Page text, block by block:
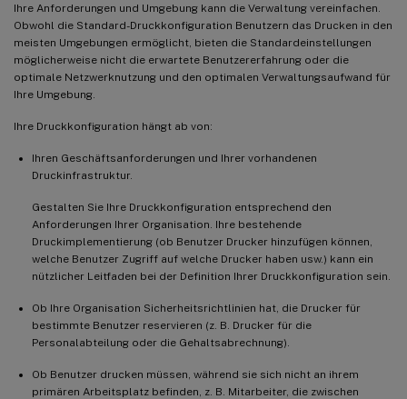
Ihre Anforderungen und Umgebung kann die Verwaltung vereinfachen.
Obwohl die Standard-Druckkonfiguration Benutzern das Drucken in den
meisten Umgebungen ermöglicht, bieten die Standardeinstellungen
möglicherweise nicht die erwartete Benutzererfahrung oder die
optimale Netzwerknutzung und den optimalen Verwaltungsaufwand für
Ihre Umgebung.
Ihre Druckkonfiguration hängt ab von:
Ihren Geschäftsanforderungen und Ihrer vorhandenen
Druckinfrastruktur.
Gestalten Sie Ihre Druckkonfiguration entsprechend den
Anforderungen Ihrer Organisation. Ihre bestehende
Druckimplementierung (ob Benutzer Drucker hinzufügen können,
welche Benutzer Zugriff auf welche Drucker haben usw.) kann ein
nützlicher Leitfaden bei der Definition Ihrer Druckkonfiguration sein.
Ob Ihre Organisation Sicherheitsrichtlinien hat, die Drucker für
bestimmte Benutzer reservieren (z. B. Drucker für die
Personalabteilung oder die Gehaltsabrechnung).
Ob Benutzer drucken müssen, während sie sich nicht an ihrem
primären Arbeitsplatz befinden, z. B. Mitarbeiter, die zwischen